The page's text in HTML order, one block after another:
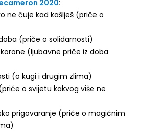
2020:
čuje kad kašlješ (priče o
(priče o solidarnosti)
(ljubavne priče iz doba
kugi i drugim zlima)
o svijetu kakvog više ne
(priče o magičnim